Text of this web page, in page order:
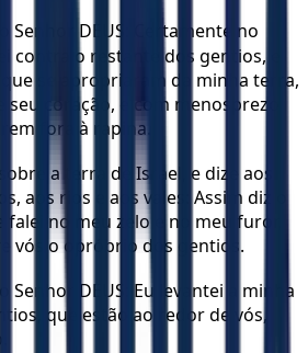
Senhor DEUS: Certamente no
contra o restante dos gentios, e
que se apropriaram da minha terra,
seu coração, e com menosprezo
fora à rapina.
a terra de Israel, e dize aos
aos rios e aos vales: Assim diz o
falei no meu zelo e no meu furor,
vós o opróbrio dos gentios.
Senhor DEUS: Eu levantei a minha
que estão ao redor de vós,